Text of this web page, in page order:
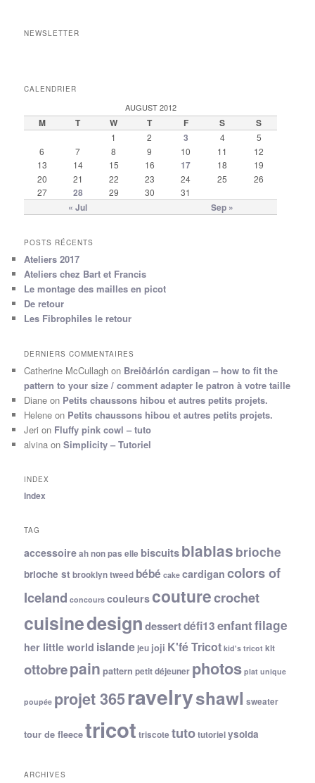
NEWSLETTER
CALENDRIER
AUGUST 2012
M T W T F S S
« Jul Sep »
1 2 3 4
5
6
7 8 9 10 11
12
13
14 15 16 17 18
19
20
21 22 23 24 25
26
27
28 29 30 31
POSTS RÉCENTS
Ateliers 2017
Ateliers chez Bart et Francis
Le montage des mailles en picot
De retour
Les Fibrophiles le retour
DERNIERS COMMENTAIRES
Catherine McCullagh on Breiðárlón cardigan – how to fit the
pattern to your size / comment adapter le patron à votre taille
Diane on Petits chaussons hibou et autres petits projets.
Helene on Petits chaussons hibou et autres petits projets.
Jeri on Fluffy pink cowl – tuto
alvina onSimplicity – Tutoriel
INDEX
Index
TAG
accessoireah non pas elle biscuitsblablas brioche
brioche st brooklyn tweed bébé cake cardigan colors of
Iceland concours couleurscouturecrochet
cuisinedesigndessertdéfi13enfantfilage
her little world islande jeu joji K'fé Tricot kid's tricot kit
ottobrepain pattern petit déjeuner photos plat unique
poupée projet 365ravelryshawl sweater
tour de fleecetricot triscote tutotutorielysolda
ARCHIVES